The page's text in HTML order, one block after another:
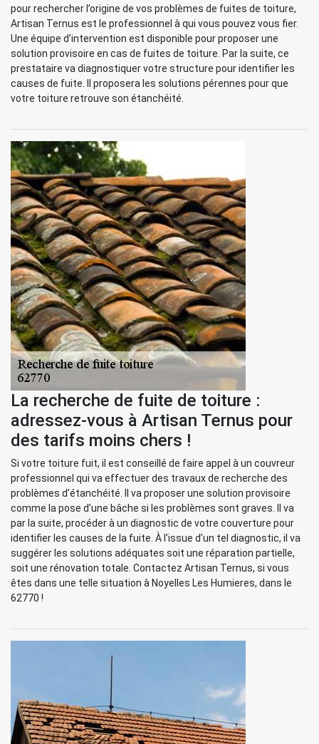
pour rechercher l’origine de vos problèmes de fuites de toiture,
Artisan Ternus est le professionnel à qui vous pouvez vous fier.
Une équipe d’intervention est disponible pour proposer une
solution provisoire en cas de fuites de toiture. Par la suite, ce
prestataire va diagnostiquer votre structure pour identifier les
causes de fuite. Il proposera les solutions pérennes pour que
votre toiture retrouve son étanchéité.
La recherche de fuite de toiture :
adressez-vous à Artisan Ternus pour
des tarifs moins chers !
Si votre toiture fuit, il est conseillé de faire appel à un couvreur
professionnel qui va effectuer des travaux de recherche des
problèmes d’étanchéité. Il va proposer une solution provisoire
comme la pose d’une bâche si les problèmes sont graves. Il va
par la suite, procéder à un diagnostic de votre couverture pour
identifier les causes de la fuite. À l’issue d’un tel diagnostic, il va
suggérer les solutions adéquates soit une réparation partielle,
soit une rénovation totale. Contactez Artisan Ternus, si vous
êtes dans une telle situation à Noyelles Les Humieres, dans le
62770 !